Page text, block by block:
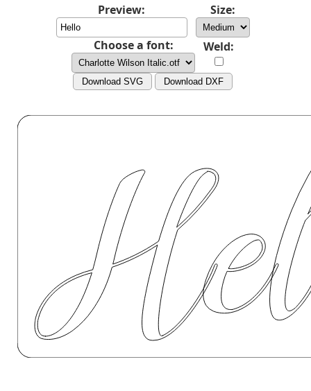
Preview: Size:
Choose a font: Weld:
Download SVG Download DXF